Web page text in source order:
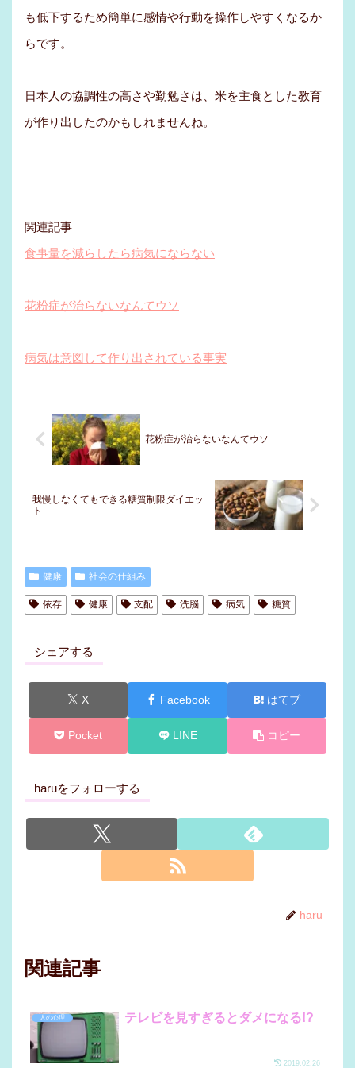
も低下するため簡単に感情や行動を操作しやすくなるか
らです。
日本人の協調性の高さや勤勉さは、米を主食とした教育
が作り出したのかもしれませんね。
関連記事
食事量を減らしたら病気にならない
花粉症が治らないなんてウソ
病気は意図して作り出されている事実
花粉症が治らないなんてウソ
我慢しなくてもできる糖質制限ダイエッ
ト
健康 社会の仕組み
依存 健康 支配 洗脳 病気 糖質
シェアする
X Facebook はてブ
Pocket LINE コピー
haruをフォローする
haru
関連記事
人の心理 テレビを見すぎるとダメになる!?
2019.02.26